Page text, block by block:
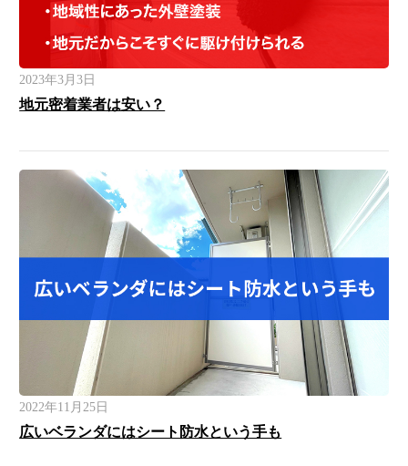
2023年3月3日
地元密着業者は安い？
2022年11月25日
広いベランダにはシート防水という手も